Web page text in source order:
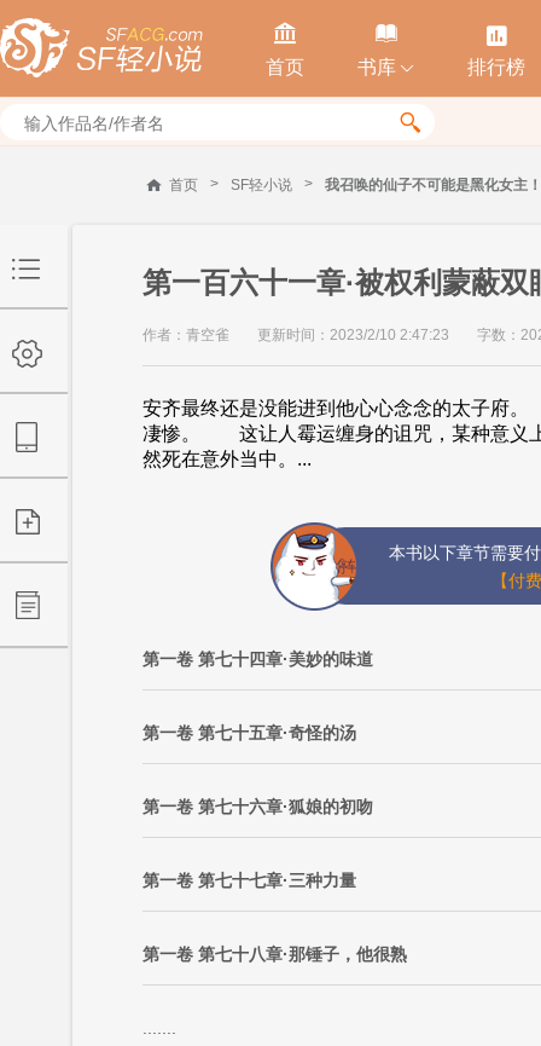

首页

书库 

排行榜

首页 > SF轻小说 > 我召唤的仙子不可能是黑化女主！
第一百六十一章·被权利蒙蔽
作者：青空雀 更新时间：2023/2/10 2:47:23 字数：
安齐最终还是没能进到他心心念念的太子府
凄惨。 这让人霉运缠身的诅咒，某种意义
然死在意外当中。...
本书以下章节需要
【付
第一卷 第七十四章·美妙的味道
第一卷 第七十五章·奇怪的汤
第一卷 第七十六章·狐娘的初吻
第一卷 第七十七章·三种力量
第一卷 第七十八章·那锤子，他很熟